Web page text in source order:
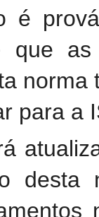
é
as
para a